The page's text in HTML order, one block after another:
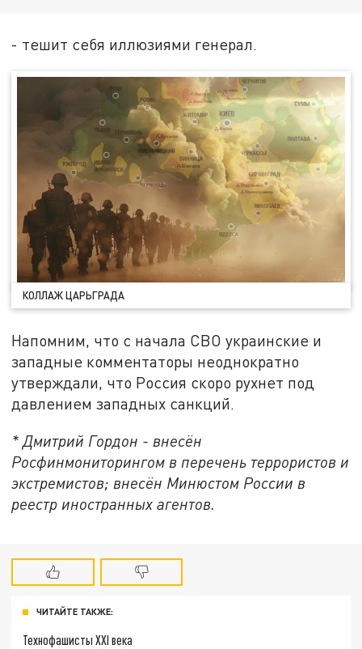
- тешит себя иллюзиями генерал.
КОЛЛАЖ ЦАРЬГРАДА
Напомним, что с начала СВО украинские и
западные комментаторы неоднократно
утверждали, что Россия скоро рухнет под
давлением западных санкций.
* Дмитрий Гордон - внесён
Росфинмониторингом в перечень террористов и
экстремистов; внесён Минюстом России в
реестр иностранных агентов.
ЧИТАЙТЕ ТАКЖЕ:
Технофашисты XXI века